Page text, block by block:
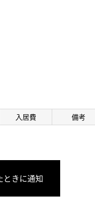
入居費 備考
ときに通知